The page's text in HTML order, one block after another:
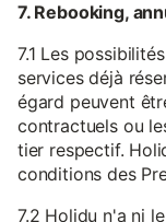
7. Rebooking,
7.1 Les
services déjà
égard peuvent
contractuels ou
tier respectif.
conditions des
7.2 Holidu n'a ni